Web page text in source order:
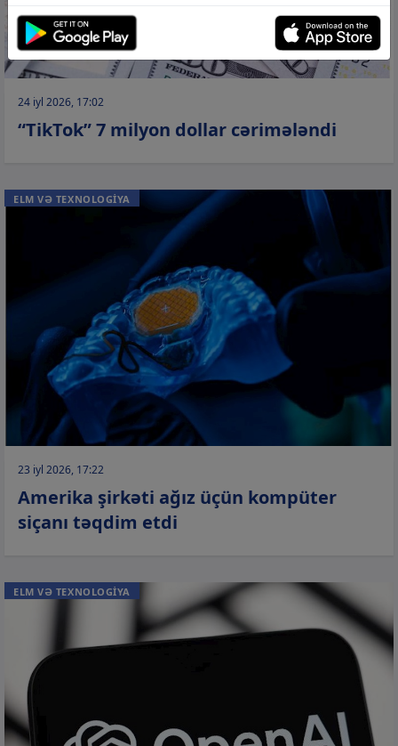
24 iyl 2026, 17:02
“TikTok” 7 milyon dollar cərimələndi
ELM VƏ TEXNOLOGİYA
23 iyl 2026, 17:22
Amerika şirkəti ağız üçün kompüter
siçanı təqdim etdi
ELM VƏ TEXNOLOGİYA